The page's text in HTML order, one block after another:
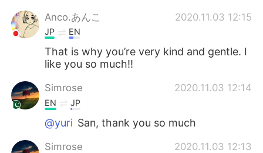
Anco.あんこ 2020.11.03 12:15
JP EN
That is why you’re very kind and gentle. I
like you so much!!
Simrose 2020.11.03 12:14
EN JP
@yuri San, thank you so much
Simrose 2020.11.03 12:13